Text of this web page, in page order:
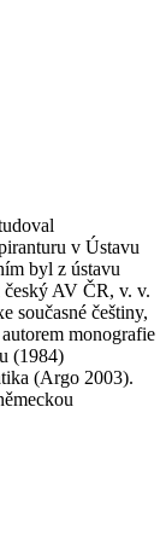
v Ústavu
byl z ústavu
AV ČR, v. v.
současné češtiny,
monografie
(1984)
(Argo 2003).